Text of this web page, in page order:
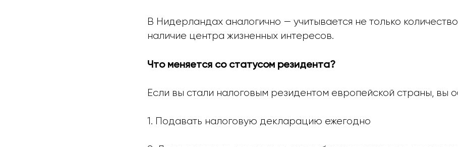
В Нидерландах аналогично — учитывается не только
наличие центра жизненных интересов.
Что меняется со статусом резидента?
Если вы стали налоговым резидентом европейской страны, вы
1. Подавать налоговую декларацию ежегодно